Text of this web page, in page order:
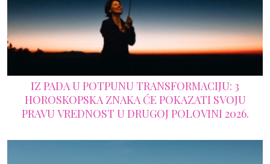
IZ PADA U POTPUNU TRANSFORMACIJU: 3
HOROSKOPSKA ZNAKA ĆE POKAZATI SVOJU
PRAVU VREDNOST U DRUGOJ POLOVINI 2026.